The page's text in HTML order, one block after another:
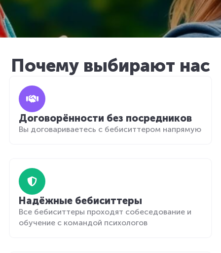
Почему выбирают нас
Договорённости без посредников
Вы договариваетесь с бебиситтером напрямую
Надёжные бебиситтеры
Все бебиситтеры проходят собеседование и
обучение с командой психологов